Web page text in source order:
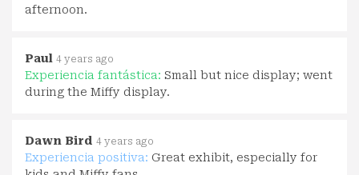
afternoon.
Paul 4 years ago
Experiencia fantástica: Small but nice display; went
during the Miffy display.
Dawn Bird 4 years ago
Experiencia positiva: Great exhibit, especially for